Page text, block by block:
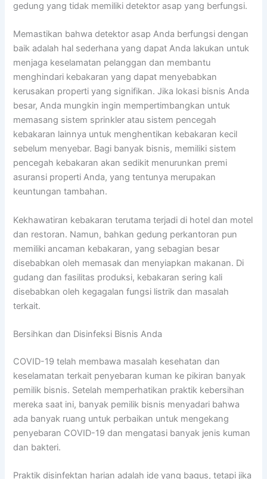
gedung yang tidak memiliki detektor asap yang berfungsi.
Memastikan bahwa detektor asap Anda berfungsi dengan
baik adalah hal sederhana yang dapat Anda lakukan untuk
menjaga keselamatan pelanggan dan membantu
menghindari kebakaran yang dapat menyebabkan
kerusakan properti yang signifikan. Jika lokasi bisnis Anda
besar, Anda mungkin ingin mempertimbangkan untuk
memasang sistem sprinkler atau sistem pencegah
kebakaran lainnya untuk menghentikan kebakaran kecil
sebelum menyebar. Bagi banyak bisnis, memiliki sistem
pencegah kebakaran akan sedikit menurunkan premi
asuransi properti Anda, yang tentunya merupakan
keuntungan tambahan.
Kekhawatiran kebakaran terutama terjadi di hotel dan motel
dan restoran. Namun, bahkan gedung perkantoran pun
memiliki ancaman kebakaran, yang sebagian besar
disebabkan oleh memasak dan menyiapkan makanan. Di
gudang dan fasilitas produksi, kebakaran sering kali
disebabkan oleh kegagalan fungsi listrik dan masalah
terkait.
Bersihkan dan Disinfeksi Bisnis Anda
COVID-19 telah membawa masalah kesehatan dan
keselamatan terkait penyebaran kuman ke pikiran banyak
pemilik bisnis. Setelah memperhatikan praktik kebersihan
mereka saat ini, banyak pemilik bisnis menyadari bahwa
ada banyak ruang untuk perbaikan untuk mengekang
penyebaran COVID-19 dan mengatasi banyak jenis kuman
dan bakteri.
Praktik disinfektan harian adalah ide yang bagus, tetapi jika